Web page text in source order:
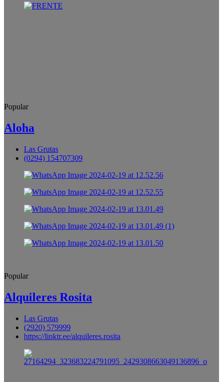
Popular
Aloha
Las Grutas
(0294) 154707309
Popular
Alquileres Rosita
Las Grutas
(2920) 579999
https://linktr.ee/alquileres.rosita